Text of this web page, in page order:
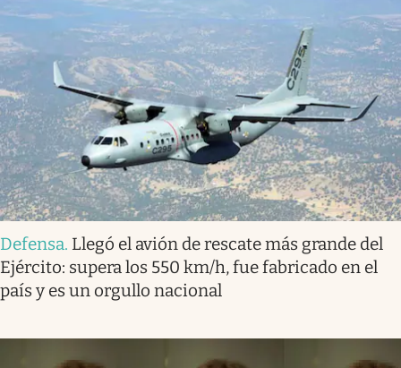
Defensa. Llegó el avión de rescate más grande del
Ejército: supera los 550 km/h, fue fabricado en el
país y es un orgullo nacional